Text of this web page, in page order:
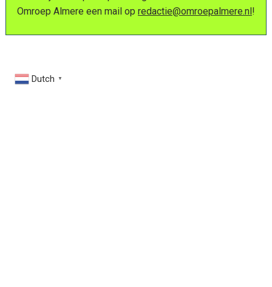
Omroep Almere een mail op redactie@omroepalmere.nl !
Dutch ▼